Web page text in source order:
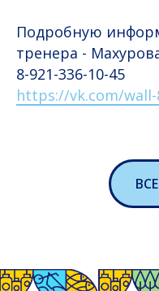
Подробную
тренера -
8-921-336-10-45
https://vk.com/wall-